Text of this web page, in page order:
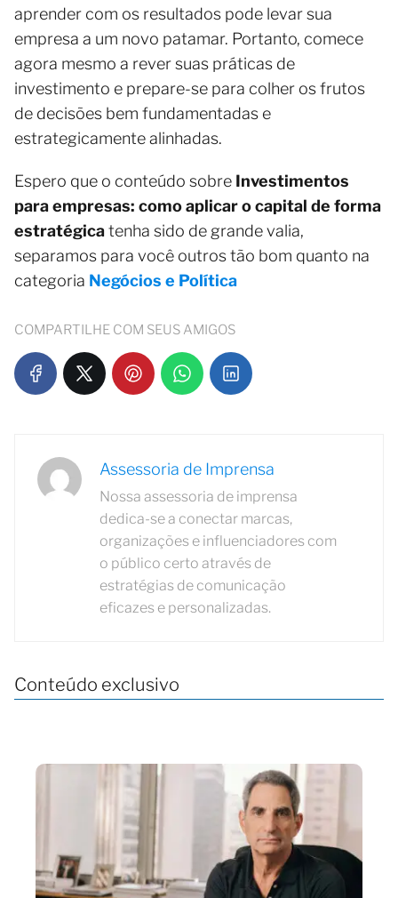
aprender com os resultados pode levar sua
empresa a um novo patamar. Portanto, comece
agora mesmo a rever suas práticas de
investimento e prepare-se para colher os frutos
de decisões bem fundamentadas e
estrategicamente alinhadas.
Espero que o conteúdo sobre Investimentos
para empresas: como aplicar o capital de forma
estratégicatenha sido de grande valia,
separamos para você outros tão bom quanto na
categoria Negócios e Política
COMPARTILHE COM SEUS AMIGOS
Assessoria de Imprensa
Nossa assessoria de imprensa
dedica-se a conectar marcas,
organizações e influenciadores com
o público certo através de
estratégias de comunicação
eficazes e personalizadas.
Conteúdo exclusivo